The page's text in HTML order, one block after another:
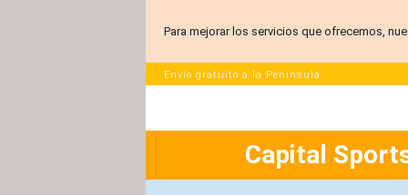
Capital
Envío gratuito a la Península
Para mejorar los servicios que ofrecemos,